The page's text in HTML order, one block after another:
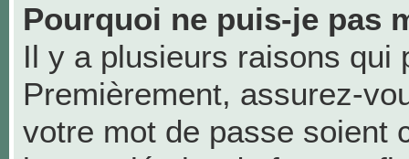
Pourquoi ne puis-je pas
Il y a plusieurs raisons qui
Premièrement, assurez-
votre mot de passe soient